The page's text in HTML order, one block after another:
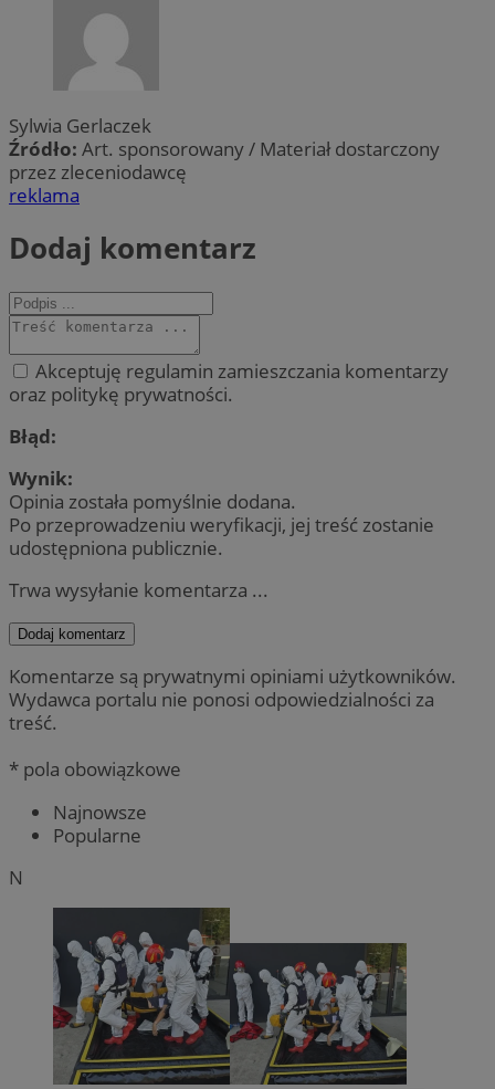
Sylwia Gerlaczek
Źródło: Art. sponsorowany / Materiał dostarczony
przez zleceniodawcę
reklama
Dodaj komentarz
Akceptuję regulamin zamieszczania komentarzy
oraz politykę prywatności.
Błąd:
Wynik:
Opinia została pomyślnie dodana.
Po przeprowadzeniu weryfikacji, jej treść zostanie
udostępniona publicznie.
Trwa wysyłanie komentarza ...
Dodaj komentarz
Komentarze są prywatnymi opiniami użytkowników.
Wydawca portalu nie ponosi odpowiedzialności za
treść.
* pola obowiązkowe
Najnowsze
Popularne
N